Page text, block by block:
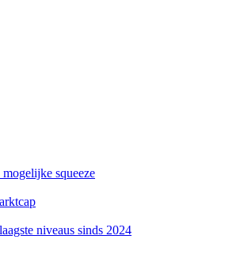
squeeze
niveaus sinds 2024